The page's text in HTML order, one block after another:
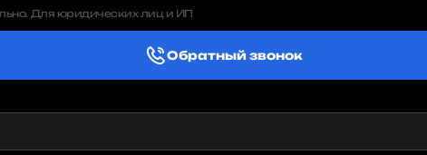
Для юридических лиц и ИП
Обратный звонок